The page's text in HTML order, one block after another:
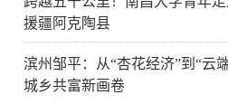
援疆阿克陶县
滨州邹平：从“杏花经济”到“云
城乡共富新画卷